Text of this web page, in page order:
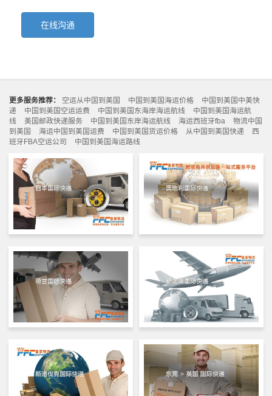
在线沟通
更多服务推荐： 空运从中国到美国 中国到美国海运价格
中国到美国中美快
递
中国到美国空运运费 中国到美国东海岸海运航线
中国到美国海运航
线
美国邮政快递服务 中国到美国东岸海运航线 海运西班牙fba
物流中国
到美国
海运中国到美国运费 中国到美国货运价格 从中国到美国快递
西
班牙FBA空运公司
中国到美国海运路线